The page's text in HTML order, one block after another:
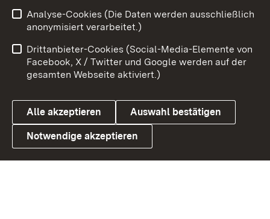
Link zum Landesportal
Impressum
Kontakt
Barrierefreiheit
Datenschutz
Cookies
Analyse-Cookies (Die Daten werden ausschließlich
anonymisiert verarbeitet.)
Drittanbieter-Cookies (Social-Media-Elemente von
Facebook, X / Twitter und Google werden auf der
gesamten Webseite aktiviert.)
Alle akzeptieren Auswahl bestätigen
Notwendige akzeptieren